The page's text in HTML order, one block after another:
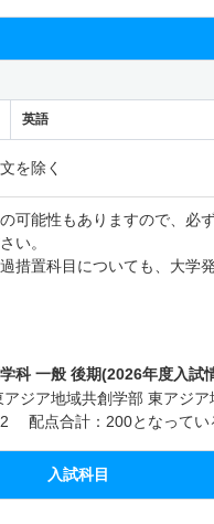
英語
を除く
可能性もありますので、必
い。
措置科目についても、大学
科 一般 後期(2026年度入試
ジア地域共創学部 東アジ
配点合計：200となってい
入試科目